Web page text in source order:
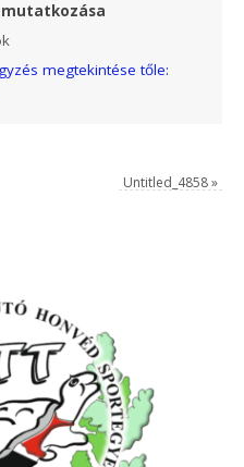
megtekintése tőle:
Untitled_4858»